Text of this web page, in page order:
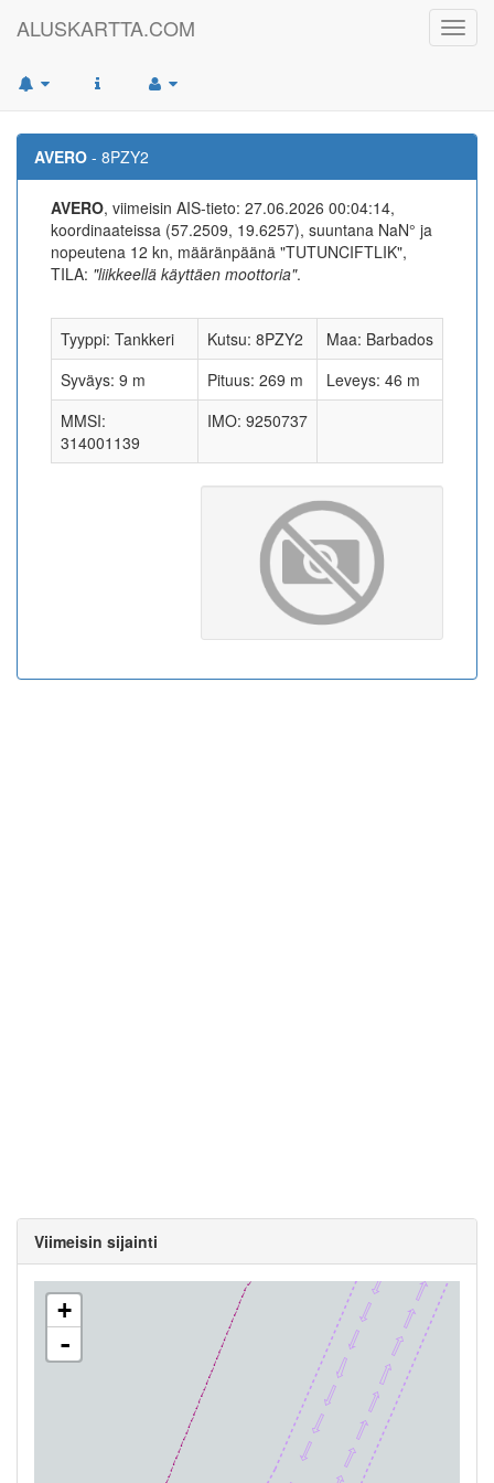
ALUSKARTTA.COM
AVERO - 8PZY2
AVERO, viimeisin AIS-tieto: 27.06.2026 00:04:14,
koordinaateissa (57.2509, 19.6257), suuntana NaN° ja
nopeutena 12 kn, määränpäänä "TUTUNCIFTLIK",
TILA: "liikkeellä käyttäen moottoria".
Tyyppi: Tankkeri Kutsu: 8PZY2
Maa: Barbados
Syväys: 9 m
Pituus: 269 m
Leveys: 46 m
MMSI:
314001139
IMO: 9250737
Viimeisin sijainti
+
-